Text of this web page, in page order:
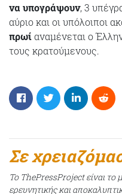
να υπογράψουν, 3
αύριο και οι υπόλοιποι
πρωίαναμένεται ο
τους κρατούμενους.
Σε
Το ThePressProject είναι το
ερευνητικής και